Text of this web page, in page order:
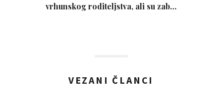
vrhunskog roditeljstva, ali su zab…
VEZANI ČLANCI